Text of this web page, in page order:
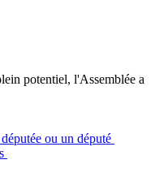
potentiel, l'Assemblée a
ou un député